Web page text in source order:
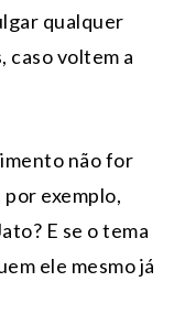
qualquer
caso voltem a
não for
exemplo,
E se o tema
ele mesmo já